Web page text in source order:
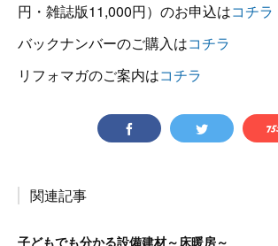
円・雑誌版11,000円）のお申込はコチラ
バックナンバーのご購入はコチラ
リフォマガのご案内はコチラ
関連記事
子どもでも分かる設備建材～床暖房～